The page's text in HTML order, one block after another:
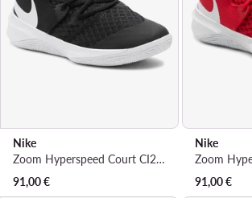
Nike
Zoom Hyperspeed Court CI2963 010 · Scarpe indoor
91,00€
Nike
91,00€